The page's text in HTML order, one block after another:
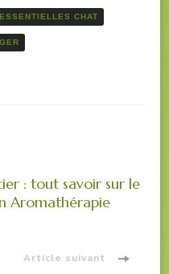
CHAT
: tout savoir sur le
Aromathérapie
Article suivant